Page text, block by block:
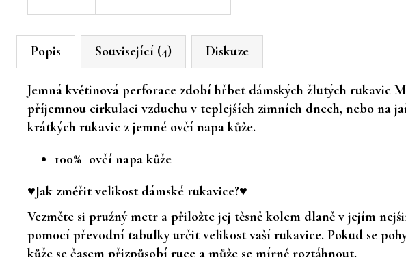
Popis Související (4) Diskuze
Jemná květinová perforace zdobí hřbet dámských žlutých rukavic
příjemnou cirkulaci vzduchu v teplejších zimních dnech, nebo na
krátkých rukavic z jemné ovčí napa kůže.
100% ovčí napa kůže
♥Jak změřit velikost dámské rukavice?♥
Vezměte si pružný metr a přiložte jej těsně kolem dlaně v jejím
pomocí převodní tabulky určit velikost vaší rukavice. Pokud se
kůže se časem přizpůsobí ruce a může se mírně roztáhnout.